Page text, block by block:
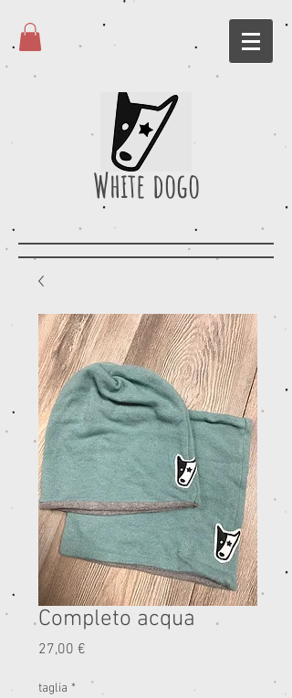
White dogo
Completo acqua
27,00 €
taglia *